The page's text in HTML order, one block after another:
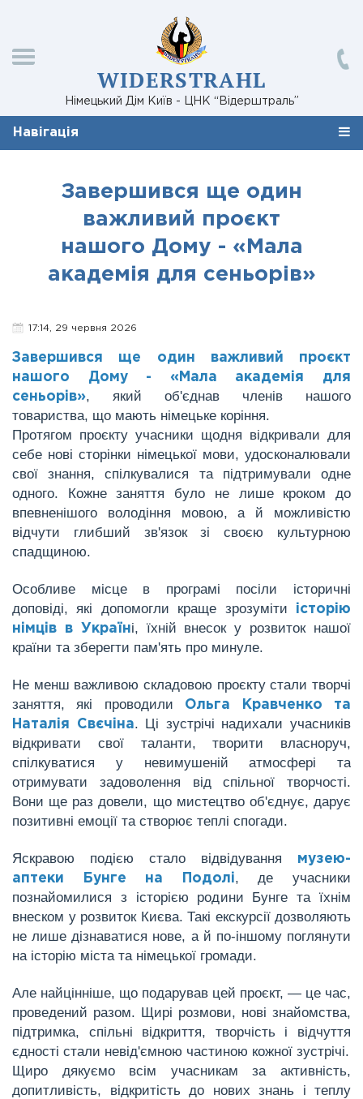
WIDERSTRAHL
Німецький Дім Київ - ЦНК “Відерштраль”
Навігація
Завершився ще один
важливий проєкт
нашого Дому - «Мала
академія для сеньорів»
17:14, 29 червня 2026
Завершився ще один важливий проєкт
нашого Дому - «Мала академія для
сеньорів», який об'єднав членів нашого
товариства, що мають німецьке коріння.
Протягом проєкту учасники щодня відкривали для
себе нові сторінки німецької мови, удосконалювали
свої знання, спілкувалися та підтримували одне
одного. Кожне заняття було не лише кроком до
впевненішого володіння мовою, а й можливістю
відчути глибший зв'язок зі своєю культурною
спадщиною.
Особливе місце в програмі посіли історичні
доповіді, які допомогли краще зрозуміти історію
німців в Україні, їхній внесок у розвиток нашої
країни та зберегти пам'ять про минуле.
Не менш важливою складовою проєкту стали творчі
заняття, які проводили
Ольга Кравченко та
Наталія Свєчіна. Ці зустрічі надихали учасників
відкривати свої таланти, творити власноруч,
спілкуватися у невимушеній атмосфері та
отримувати задоволення від спільної творчості.
Вони ще раз довели, що мистецтво об'єднує, дарує
позитивні емоції та створює теплі спогади.
Яскравою подією стало відвідування
музею-
аптеки Бунге на Подолі, де учасники
познайомилися з історією родини Бунге та їхнім
внеском у розвиток Києва. Такі екскурсії дозволяють
не лише дізнаватися нове, а й по-іншому поглянути
на історію міста та німецької громади.
Але найцінніше, що подарував цей проєкт, — це час,
проведений разом. Щирі розмови, нові знайомства,
підтримка, спільні відкриття, творчість і відчуття
єдності стали невід'ємною частиною кожної зустрічі.
Щиро дякуємо всім учасникам за активність,
допитливість, відкритість до нових знань і теплу